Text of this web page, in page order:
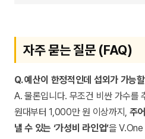
자주 묻는 질문 (FAQ)
Q. 예산이 한정적인데 섭외가 가능
A. 물론입니다. 무조건 비싼 가수를
원대부터 1,000만 원 이상까지, 주
낼 수 있는 ‘가성비 라인업’을 V.One